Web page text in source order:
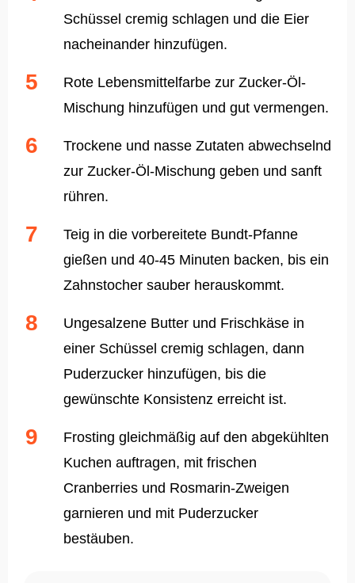
Schüssel cremig schlagen und die Eier
nacheinander hinzufügen.
Rote Lebensmittelfarbe zur Zucker-Öl-
Mischung hinzufügen und gut vermengen.
Trockene und nasse Zutaten abwechselnd
zur Zucker-Öl-Mischung geben und sanft
rühren.
Teig in die vorbereitete Bundt-Pfanne
gießen und 40-45 Minuten backen, bis ein
Zahnstocher sauber herauskommt.
Ungesalzene Butter und Frischkäse in
einer Schüssel cremig schlagen, dann
Puderzucker hinzufügen, bis die
gewünschte Konsistenz erreicht ist.
Frosting gleichmäßig auf den abgekühlten
Kuchen auftragen, mit frischen
Cranberries und Rosmarin-Zweigen
garnieren und mit Puderzucker
bestäuben.